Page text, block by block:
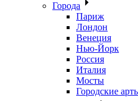
Города
Париж
Лондон
Венеция
Нью-Йорк
Россия
Италия
Мосты
Городские